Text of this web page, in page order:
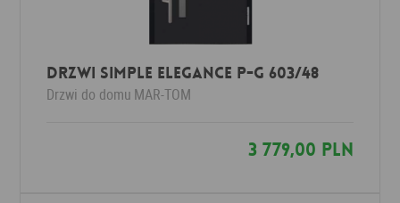
Drzwi Simple Elegance P-G 603/48
Drzwi do domu MAR-TOM
3 779,00 PLN